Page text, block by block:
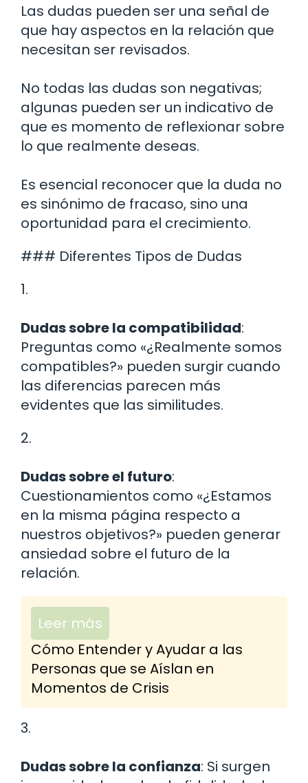
Las dudas pueden ser una señal de
que hay aspectos en la relación que
necesitan ser revisados.
No todas las dudas son negativas;
algunas pueden ser un indicativo de
que es momento de reflexionar sobre
lo que realmente deseas.
Es esencial reconocer que la duda no
es sinónimo de fracaso, sino una
oportunidad para el crecimiento.
### Diferentes Tipos de Dudas
1.
Dudas sobre la compatibilidad:
Preguntas como «¿Realmente somos
compatibles?» pueden surgir cuando
las diferencias parecen más
evidentes que las similitudes.
2.
Dudas sobre el futuro:
Cuestionamientos como «¿Estamos
en la misma página respecto a
nuestros objetivos?» pueden generar
ansiedad sobre el futuro de la
relación.
Leer más
Cómo Entender y Ayudar a las
Personas que se Aíslan en
Momentos de Crisis
3.
Dudas sobre la confianza: Si surgen